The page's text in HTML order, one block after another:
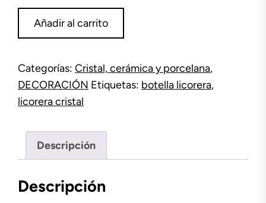
cristal
plata
cantidad
Añadir al carrito
Categorías: Cristal, cerámica y porcelana,
DECORACIÓN Etiquetas: botella licorera,
licorera cristal
Descripción
Descripción